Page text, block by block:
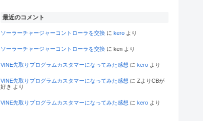
最近のコメント
ソーラーチャージャーコントローラを交換 に kero より
ソーラーチャージャーコントローラを交換 に ken より
VINE先取りプログラムカスタマーになってみた感想 に kero より
VINE先取りプログラムカスタマーになってみた感想 に ZよりCBが
好き より
VINE先取りプログラムカスタマーになってみた感想 に kero より